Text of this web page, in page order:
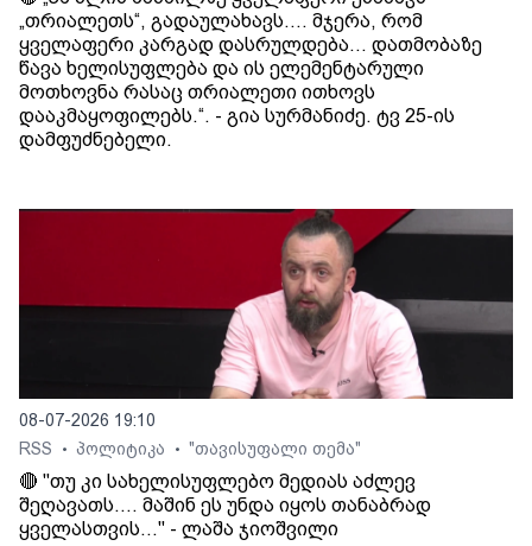
„თრიალეთს“, გადაულახავს.... მჯერა, რომ
ყველაფერი კარგად დასრულდება... დათმობაზე
წავა ხელისუფლება და ის ელემენტარული
მოთხოვნა რასაც თრიალეთი ითხოვს
დააკმაყოფილებს.“. - გია სურმანიძე. ტვ 25-ის
დამფუძნებელი.
08-07-2026 19:10
RSS
• პოლიტიკა • "თავისუფალი თემა"
🔴 "თუ კი სახელისუფლებო მედიას აძლევ
შეღავათს.... მაშინ ეს უნდა იყოს თანაბრად
ყველასთვის..." - ლაშა ჯიოშვილი